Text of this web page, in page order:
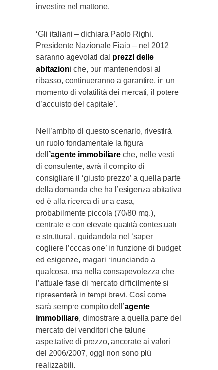
investire nel mattone.
‘Gli italiani – dichiara Paolo Righi,
Presidente Nazionale Fiaip – nel 2012
saranno agevolati dai prezzi delle
abitazioni che, pur mantenendosi al
ribasso, continueranno a garantire, in un
momento di volatilità dei mercati, il potere
d’acquisto del capitale’.
Nell’ambito di questo scenario, rivestirà
un ruolo fondamentale la figura
dell ’agente immobiliare che, nelle vesti
di consulente, avrà il compito di
consigliare il ‘giusto prezzo’ a quella parte
della domanda che ha l’esigenza abitativa
ed è alla ricerca di una casa,
probabilmente piccola (70/80 mq.),
centrale e con elevate qualità contestuali
e strutturali, guidandola nel ‘saper
cogliere l’occasione’ in funzione di budget
ed esigenze, magari rinunciando a
qualcosa, ma nella consapevolezza che
l’attuale fase di mercato difficilmente si
ripresenterà in tempi brevi. Così come
sarà sempre compito dell’agente
immobiliare, dimostrare a quella parte del
mercato dei venditori che talune
aspettative di prezzo, ancorate ai valori
del 2006/2007, oggi non sono più
realizzabili.